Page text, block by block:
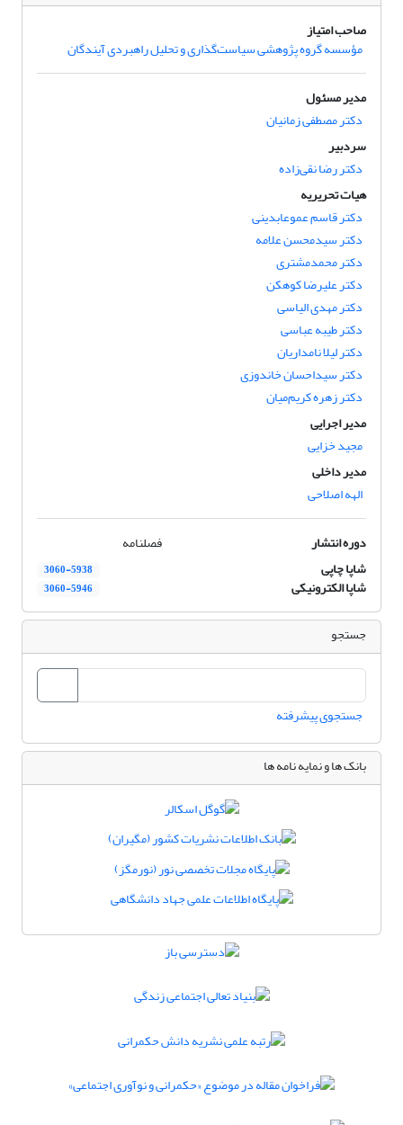
صاحب امتیاز
مؤسسه گروه پژوهشی سیاست‌گذاری و تحلیل راهبردی آیندگان
مدیر مسئول
دکتر مصطفی زمانیان
سردبیر
دکتر رضا نقی‌زاده
هیات تحریریه
دکتر قاسم عموعابدینی
دکتر سیدمحسن علامه
دکتر محمدمشتری
دکتر علیرضا کوهکن
دکتر مهدی الیاسی
دکتر طیبه عباسی
دکتر لیلا نامداریان
دکتر سیداحسان خاندوزی
دکتر زهره کریم‌میان
مدیر اجرایی
مجید خزایی
مدیر داخلی
الهه اصلاحی
دوره انتشار
فصلنامه
شاپا چاپی
3060-5938
شاپا الکترونیکی 3060-5946
جستجو
جستجوی پیشرفته
بانک ها و نمایه نامه ها